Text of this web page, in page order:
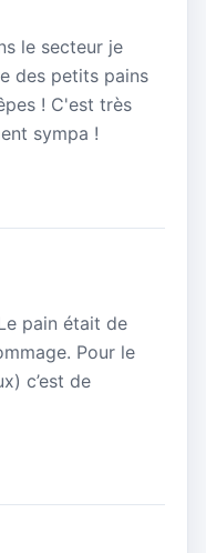
le secteur je
des petits pains
! C'est très
sympa !
pain était de
Pour le
c’est de